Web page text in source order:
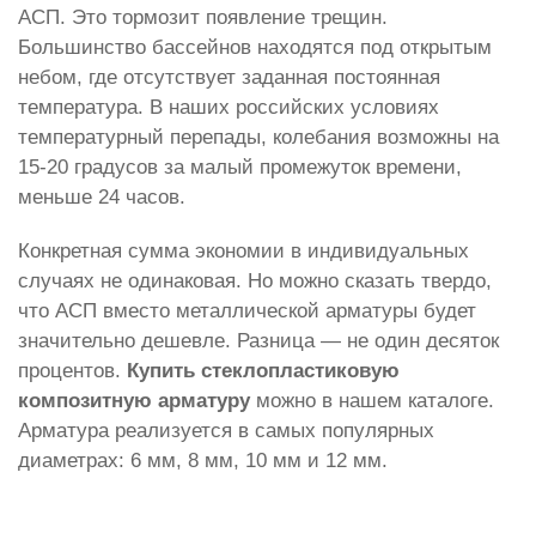
АСП. Это тормозит появление трещин.
Большинство бассейнов находятся под открытым
небом, где отсутствует заданная постоянная
температура. В наших российских условиях
температурный перепады, колебания возможны на
15-20 градусов за малый промежуток времени,
меньше 24 часов.
Конкретная сумма экономии в индивидуальных
случаях не одинаковая. Но можно сказать твердо,
что АСП вместо металлической арматуры будет
значительно дешевле. Разница — не один десяток
процентов. Купить стеклопластиковую
композитную арматуруможно в нашем каталоге.
Арматура реализуется в самых популярных
диаметрах: 6 мм, 8 мм, 10 мм и 12 мм.